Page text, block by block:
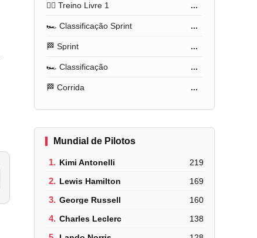
🏋️‍♂️ Treino Livre 1 ...
🏎️ Classificação Sprint ...
🏁 Sprint ...
🏎️ Classificação ...
🏁 Corrida ...
Mundial de Pilotos
1. Kimi Antonelli 219
2. Lewis Hamilton 169
3. George Russell 160
4. Charles Leclerc 138